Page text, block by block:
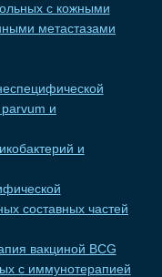
с кожными
метастазами
и
и
составных частей
вакциной BCG
с иммунотерапией